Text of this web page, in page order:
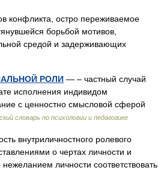
конфликта, остро переживаемое
борьбой мотивов,
средой и задерживающих
РОЛИ — – частный случай
исполнения индивидом
с ценностно смысловой сферой
словарь по психологии и педагогике
внутриличностного ролевого
о чертах личности и
личности соответствовать